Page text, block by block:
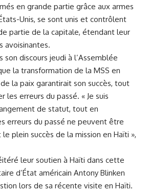
en grande partie grâce aux armes
Unis, se sont unis et contrôlent
partie de la capitale, étendant leur
avoisinantes.
son discours jeudi à l’Assemblée
la transformation de la MSS en
la paix garantirait son succès, tout
erreurs du passé. « Je suis
de statut, tout en
erreurs du passé ne peuvent être
plein succès de la mission en Haïti »,
leur soutien à Haïti dans cette
d’État américain Antony Blinken
lors de sa récente visite en Haïti.